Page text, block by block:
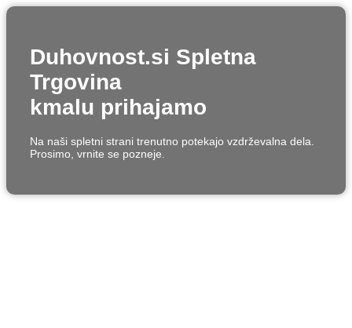
Duhovnost.si Spletna
Trgovina
kmalu prihajamo
Na naši spletni strani trenutno potekajo vzdrževalna dela.
Prosimo, vrnite se pozneje.